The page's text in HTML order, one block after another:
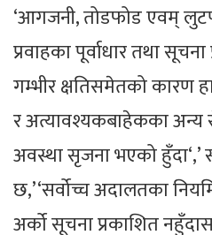
‘आगजनी, तोडफोड एवम्
प्रवाहका पूर्वाधार तथा
गम्भीर क्षतिसमेतको कारण
र अत्यावश्यकबाहेकका अन्य
अवस्था सृजना भएको
छ,’‘सर्वोच्च अदालतका
अर्को सूचना प्रकाशित